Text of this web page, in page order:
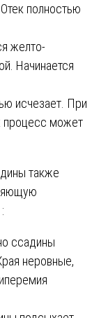
полностью
желто-
Начинается
исчезает. При
процесс может
также
ссадины
неровные,